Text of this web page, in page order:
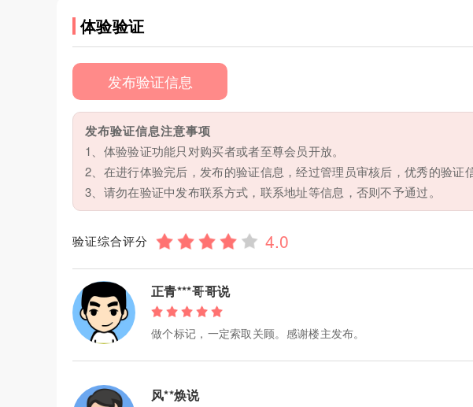
体验验证
发布验证信息
发布验证信息注意事项
1、体验验证功能只对购买者或者至尊会员开放。
2、在进行体验完后，发布的验证信息，经过管理员审核后，优秀的验证
3、请勿在验证中发布联系方式，联系地址等信息，否则不予通过。
验证综合评分
正青***哥哥说
做个标记，一定索取关顾。感谢楼主发布。
风**焕说